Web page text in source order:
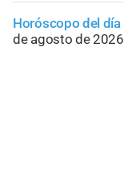
Horóscopo del día
de agosto de 2026